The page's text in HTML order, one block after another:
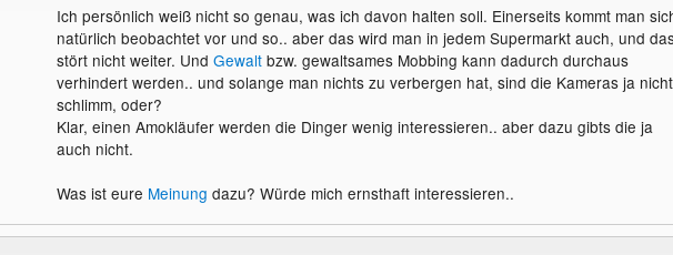
Ich persönlich weiß nicht so genau, was ich davon halten soll. Einerseits kommt man
natürlich beobachtet vor und so.. aber das wird man in jedem Supermarkt auch, und
stört nicht weiter. Und Gewaltbzw. gewaltsames Mobbing kann dadurch durchaus
verhindert werden.. und solange man nichts zu verbergen hat, sind die Kameras ja nicht
schlimm, oder?
Klar, einen Amokläufer werden die Dinger wenig interessieren.. aber dazu gibts die ja
auch nicht.
Was ist eure Meinung dazu? Würde mich ernsthaft interessieren..